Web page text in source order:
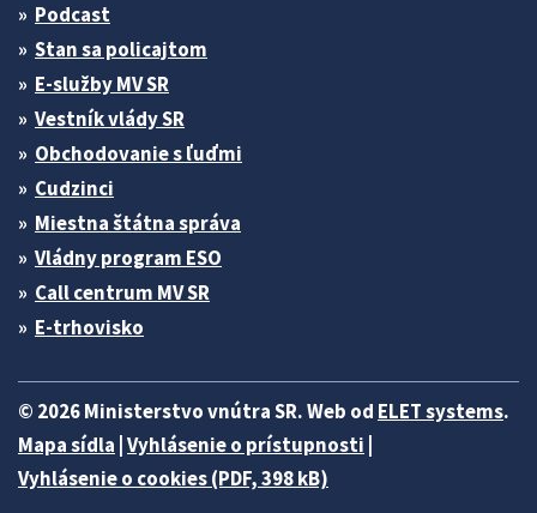
Podcast
Stan sa policajtom
E-služby MV SR
Vestník vlády SR
Obchodovanie s ľuďmi
Cudzinci
Miestna štátna správa
Vládny program ESO
Call centrum MV SR
E-trhovisko
© 2026 Ministerstvo vnútra SR. Web od ELET systems.
Mapa sídla Vyhlásenie o prístupnosti
Vyhlásenie o cookies (PDF, 398 kB)